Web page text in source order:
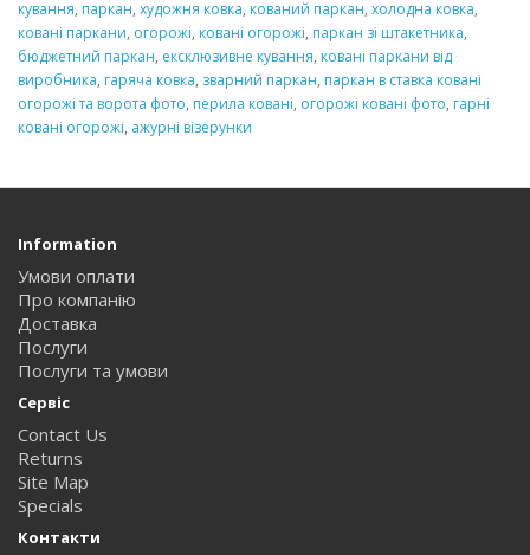
кування, паркан, художня ковка, кований паркан, холодна ковка,
ковані паркани, огорожі, ковані огорожі, паркан зі штакетника,
бюджетний паркан, ексклюзивне кування, ковані паркани від
виробника, гаряча ковка, зварний паркан, паркан в ставка ковані
огорожі та ворота фото, перила ковані, огорожі ковані фото, гарні
ковані огорожі, ажурні візерунки
Information
Умови оплати
Про компанію
Доставка
Послуги
Послуги та умови
Сервіс
Contact Us
Returns
Site Map
Specials
Контакти